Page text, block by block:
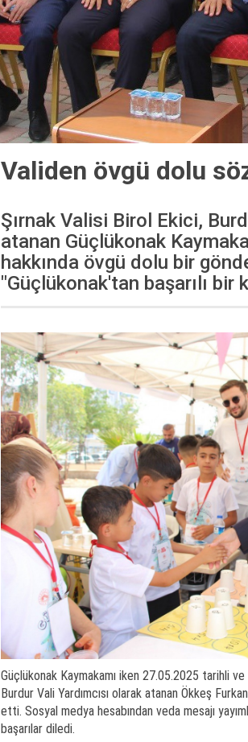
Validen övgü dolu
Şırnak Valisi Birol Ekici,
atanan Güçlükonak
hakkında övgü dolu bir
"Güçlükonak'tan başarılı
Güçlükonak Kaymakamı iken 27.05.2025 tarihli
Burdur Vali Yardımcısı olarak atanan Ökkeş
etti. Sosyal medya hesabından veda mesajı
başarılar diledi.